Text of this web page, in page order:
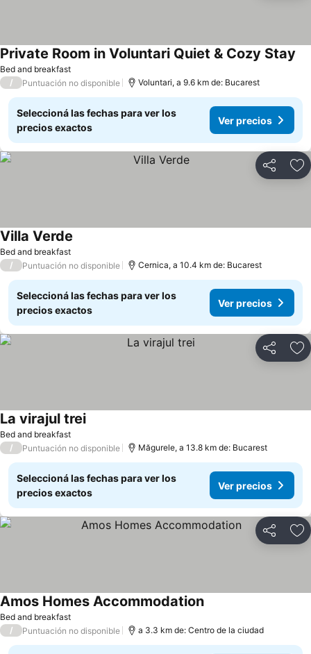
Bed and breakfast
Private Room in Voluntari Quiet & Cozy Stay
/ Puntuación no disponible Voluntari, a 9.6 km de: Bucarest
Seleccioná las fechas para ver los
precios exactos
Ver precios
Compartir
Bed and breakfast
Villa Verde
/ Puntuación no disponible Cernica, a 10.4 km de: Bucarest
Seleccioná las fechas para ver los
precios exactos
Ver precios
Compartir
Bed and breakfast
La virajul trei
/ Puntuación no disponible Măgurele, a 13.8 km de: Bucarest
Seleccioná las fechas para ver los
precios exactos
Ver precios
Compartir
Bed and breakfast
Amos Homes Accommodation
/ Puntuación no disponible a 3.3 km de: Centro de la ciudad